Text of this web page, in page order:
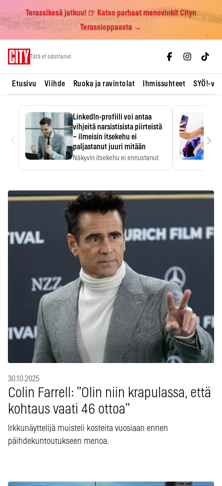
Terassikesä jatkuu! 🍺 Katso parhaat menovinkit Cityn
Terassioppaasta →
Tätä et odottanut
Etusivu Viihde Ruoka ja ravintolat Ihmissuhteet SYÖ!-
LinkedIn-profiili voi antaa
vihjeitä narsistisista piirteistä
– ilmeisin itsekehu ei
paljastanut juuri mitään
Näkyvin itsekehu ei ennustanut
›
30.10.2025
Colin Farrell: ”Olin niin krapulassa, että
kohtaus vaati 46 ottoa”
Irkkunäyttelijä muisteli kosteita vuosiaan ennen
päihdekuntoutukseen menoa.